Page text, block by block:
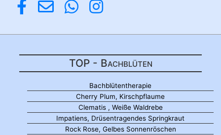
TOP - Bachblüten
Bachblütentherapie
Cherry Plum, Kirschpflaume
Clematis , Weiße Waldrebe
Impatiens, Drüsentragendes Springkraut
Rock Rose, Gelbes Sonnenröschen